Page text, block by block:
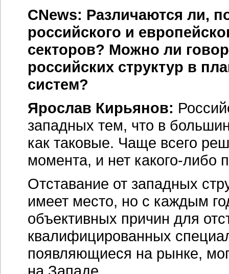
CNews: Различаются ли,
российского и
секторов? Можно ли
российских структур в
систем?
Ярослав Кирьянов:
западных тем, что в
как таковые. Чаще всего
момента, и нет какого-либо
Отставание от западных
имеет место, но с каждым
объективных причин для
квалифицированных
появляющиеся на рынке,